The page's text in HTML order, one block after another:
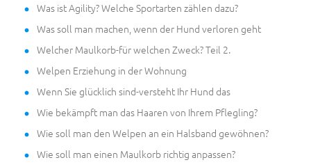
Was ist Agility? Welche Sportarten zählen dazu?
Was soll man machen, wenn der Hund verloren geht
Welcher Maulkorb-für welchen Zweck? Teil 2.
Welpen Erziehung in der Wohnung
Wenn Sie glücklich sind-versteht Ihr Hund das
Wie bekämpft man das Haaren von Ihrem Pflegling?
Wie soll man den Welpen an ein Halsband gewöhnen?
Wie soll man einen Maulkorb richtig anpassen?